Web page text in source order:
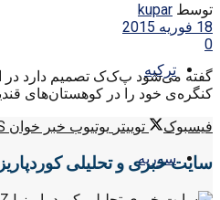
ترکیه
سوریه
توسط kupar
18 فوریه 2015
0
گفته می‌شود پ‌ک‌ک تصمیم دارد در
کنگره‌ی خود را در کوهستان‌های
فیسبوک
توییتر یوتیوب خبر خوان RSS
سایت خبری و تحلیلی کوردپاریز